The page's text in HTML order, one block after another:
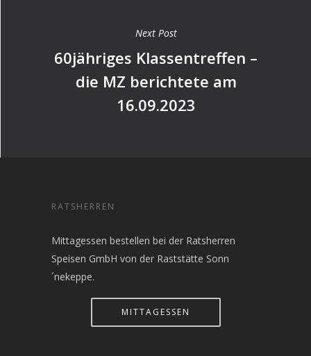
Next Post
60jähriges Klassentreffen –
die MZ berichtete am
16.09.2023
RATSHERREN
Mittagessen bestellen bei der Ratsherren
Speisen GmbH von der Raststätte Sonn
´nekeppe.
MITTAGESSEN